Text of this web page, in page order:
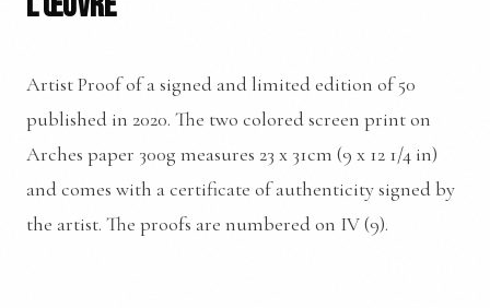
Artist Proof of a signed and limited edition of 50
published in 2020. The two colored screen print on
Arches paper 300g measures 23 x 31cm (9 x 12 1/4 in)
and comes with a certificate of authenticity signed by
the artist. The proofs are numbered on IV (9).